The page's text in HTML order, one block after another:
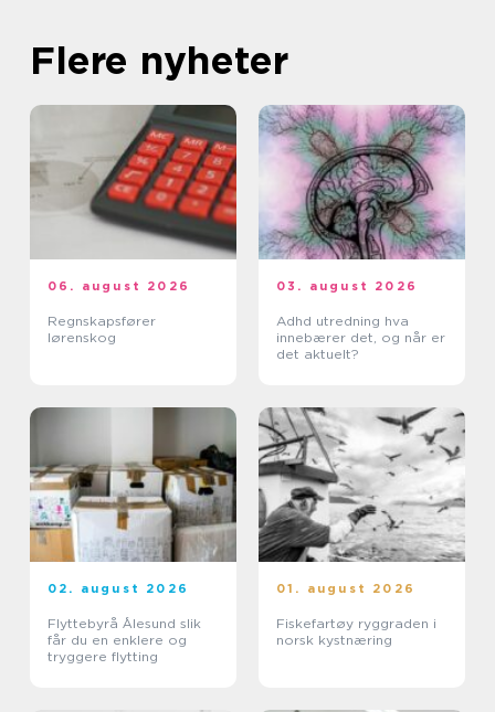
Flere nyheter
06. august 2026
Regnskapsfører
lørenskog
03. august 2026
Adhd utredning hva
innebærer det, og når er
det aktuelt?
02. august 2026
Flyttebyrå Ålesund slik
får du en enklere og
tryggere flytting
01. august 2026
Fiskefartøy ryggraden i
norsk kystnæring